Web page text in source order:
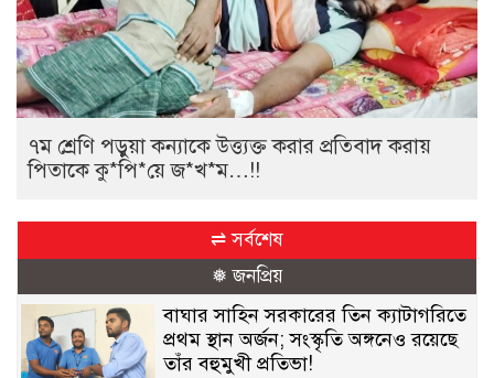
৭ম শ্রেণি পড়ুয়া কন্যাকে উত্ত্যক্ত করার প্রতিবাদ করায়
পিতাকে কু*পি*য়ে জ*খ*ম…!!
⇌ সর্বশেষ
❅ জনপ্রিয়
বাঘার সাহিন সরকারের তিন ক্যাটাগরিতে
প্রথম স্থান অর্জন; সংস্কৃতি অঙ্গনেও রয়েছে
তাঁর বহুমুখী প্রতিভা!